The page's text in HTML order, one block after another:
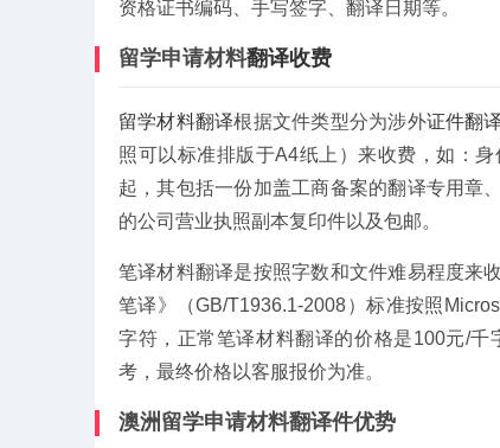
资格证书编码、手写签字、翻译日期等。
留学申请材料翻译收费
留学材料翻译根据文件类型分为涉外证件翻译
照可以标准排版于A4纸上）来收费，如：身
起，其包括一份加盖工商备案的翻译专用章
的公司营业执照副本复印件以及包邮。
笔译材料翻译是按照字数和文件难易程度来
笔译》（GB/T1936.1-2008）标准按照
字符，正常笔译材料翻译的价格是100元/
考，最终价格以客服报价为准。
澳洲留学申请材料翻译件优势